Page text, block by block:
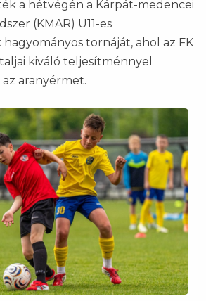
a hétvégén a Kárpát-medencei
(KMAR) U11-es
hagyományos tornáját, ahol az FK
kiváló teljesítménnyel
aranyérmet.